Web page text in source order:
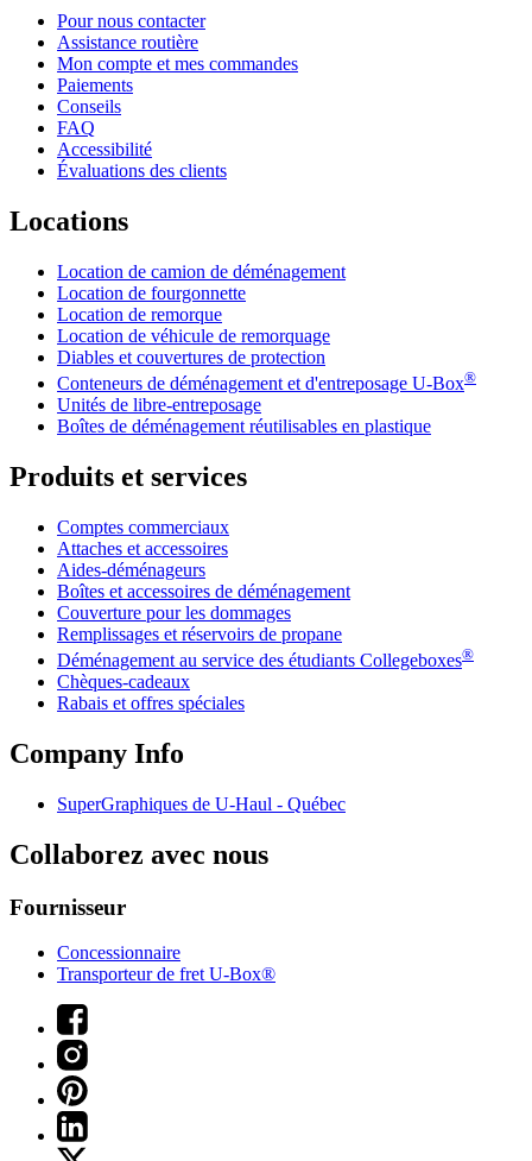
Pour nous contacter
Assistance routière
Mon compte et mes commandes
Paiements
Conseils
FAQ
Accessibilité
Évaluations des clients
Locations
Location de camion de déménagement
Location de fourgonnette
Location de remorque
Location de véhicule de remorquage
Diables et couvertures de protection
Conteneurs de déménagement et d'entreposage U-Box®
Unités de libre-entreposage
Boîtes de déménagement réutilisables en plastique
Produits et services
Comptes commerciaux
Attaches et accessoires
Aides-déménageurs
Boîtes et accessoires de déménagement
Couverture pour les dommages
Remplissages et réservoirs de propane
Déménagement au service des étudiants Collegeboxes®
Chèques-cadeaux
Rabais et offres spéciales
Company Info
SuperGraphiques de U-Haul - Québec
Collaborez avec nous
Fournisseur
Concessionnaire
Transporteur de fret U-Box®